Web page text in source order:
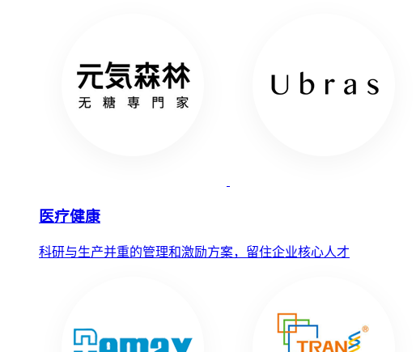
医疗健康
科研与生产并重的管理和激励方案，留住企业核心人才